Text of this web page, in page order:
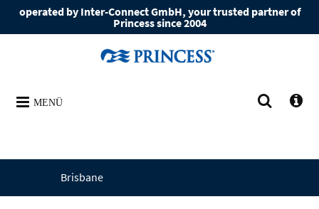
operated by Inter-Connect GmbH, your trusted partner of
Princess since 2004
MENÜ
Brisbane